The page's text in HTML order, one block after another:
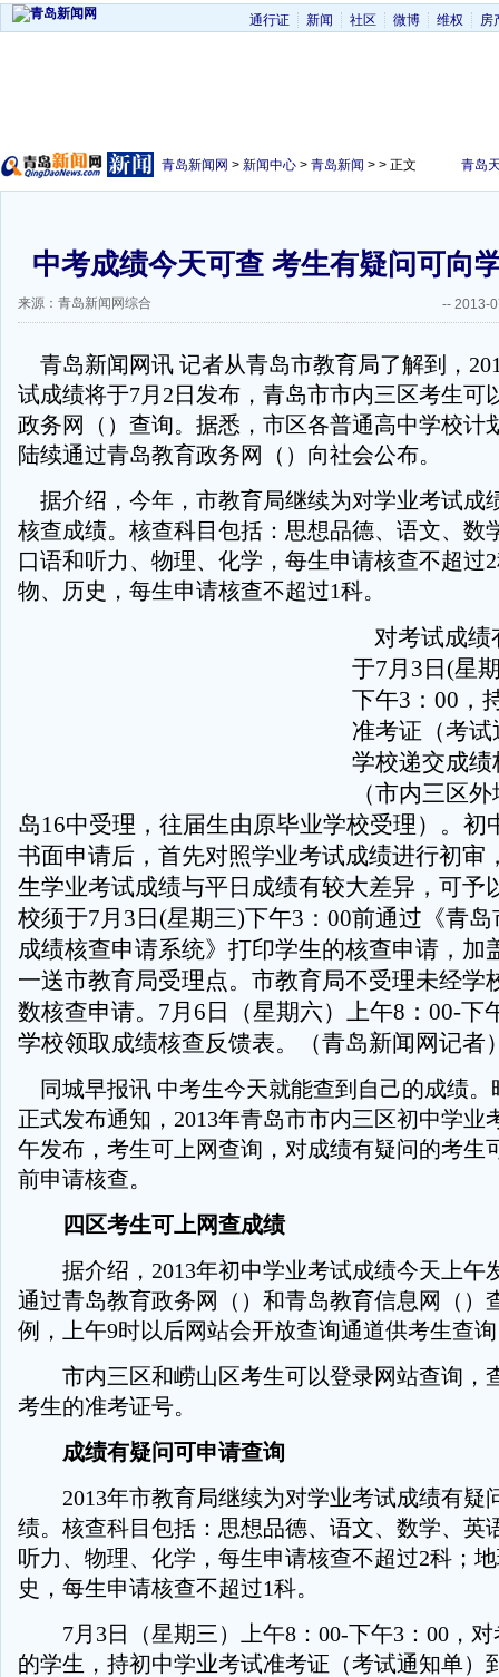
通行证 新闻 社区 微博 维权 房
青岛新闻网 > 新闻中心 > 青岛新闻 > > 正文 青岛
中考成绩今天可查 考生有疑问可向
来源：青岛新闻网综合 -- 2013-
青岛新闻网讯 记者从青岛市教育局了解到，
试成绩将于7月2日发布，青岛市市内三区考生可
政务网（）查询。据悉，市区各普通高中学校计
陆续通过青岛教育政务网（）向社会公布。
据介绍，今年，市教育局继续为对学业考试成
核查成绩。核查科目包括：思想品德、语文、数
口语和听力、物理、化学，每生申请核查不超过
物、历史，每生申请核查不超过1科。
对考试成绩
于7月3日(星
下午3：00，
准考证（考
学校递交成
（市内三区
岛16中受理，往届生由原毕业学校受理）。初
书面申请后，首先对照学业考试成绩进行初审
生学业考试成绩与平日成绩有较大差异，可予
校须于7月3日(星期三)下午3：00前通过《青
成绩核查申请系统》打印学生的核查申请，加
一送市教育局受理点。市教育局不受理未经学
数核查申请。7月6日（星期六）上午8：00-下
学校领取成绩核查反馈表。（青岛新闻网记者
同城早报讯 中考生今天就能查到自己的成绩。
正式发布通知，2013年青岛市市内三区初中学业
午发布，考生可上网查询，对成绩有疑问的考生
前申请核查。
四区考生可上网查成绩
据介绍，2013年初中学业考试成绩今天上午
通过青岛教育政务网（）和青岛教育信息网（）
例，上午9时以后网站会开放查询通道供考生查
市内三区和崂山区考生可以登录网站查询，
考生的准考证号。
成绩有疑问可申请查询
2013年市教育局继续为对学业考试成绩有疑
绩。核查科目包括：思想品德、语文、数学、英
听力、物理、化学，每生申请核查不超过2科；
史，每生申请核查不超过1科。
7月3日（星期三）上午8：00-下午3：00，对
的学生，持初中学业考试准考证（考试通知单）